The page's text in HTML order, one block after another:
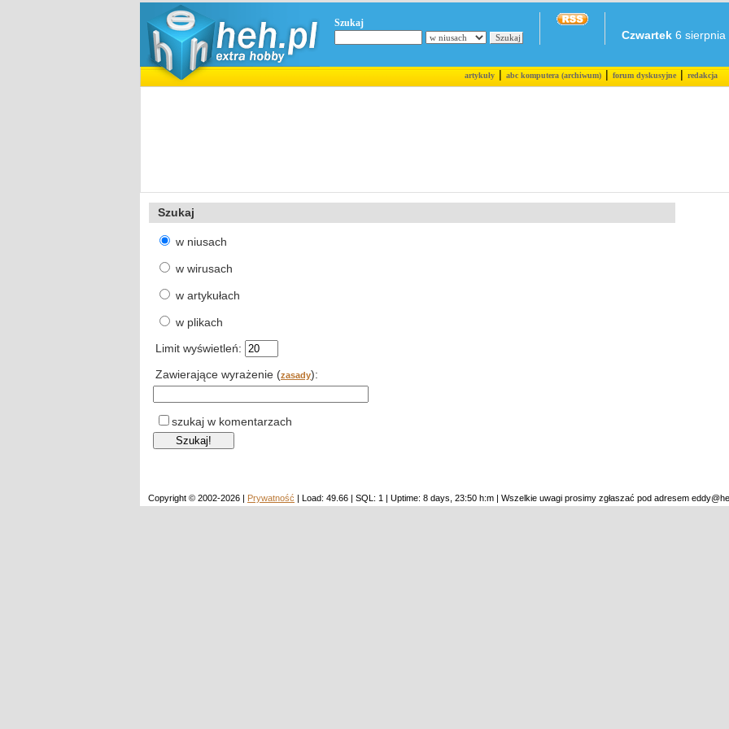
Szukaj
Czwartek 6 sierpnia
artykuły|abc komputera (archiwum)|forum dyskusyjne|redakcja
Szukaj
w niusach
w wirusach
w artykułach
w plikach
Limit wyświetleń:
Zawierające wyrażenie (zasady):
szukaj w komentarzach
Copyright © 2002-2026 | Prywatność | Load: 49.66 | SQL: 1 | Uptime: 8 days, 23:50 h:m | Wszelkie uwagi prosimy zgłaszać pod adresem